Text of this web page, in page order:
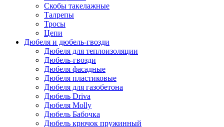
Скобы такелажные
Талрепы
Тросы
Цепи
Дюбеля и дюбель-гвозди
Дюбеля для теплоизоляции
Дюбель-гвозди
Дюбеля фасадные
Дюбеля пластиковые
Дюбеля для газобетона
Дюбель Driva
Дюбеля Molly
Дюбель Бабочка
Дюбель крючок пружинный